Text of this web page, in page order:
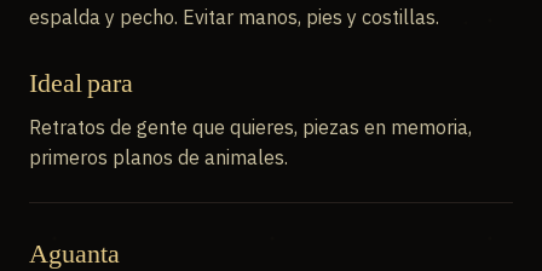
espalda y pecho. Evitar manos, pies y costillas.
Ideal para
Retratos de gente que quieres, piezas en memoria,
primeros planos de animales.
Aguanta